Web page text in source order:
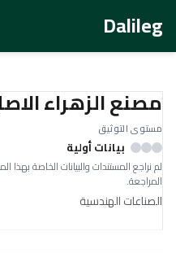
Dalileg
مصنع الزهراء
مستوى التوثيق
بيانات أولية
لم نراجع المستندات والبيانات الخاصة
المراجعة.
الصناعات الهندسية